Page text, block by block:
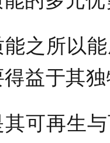
之所以
益于其
其可再生